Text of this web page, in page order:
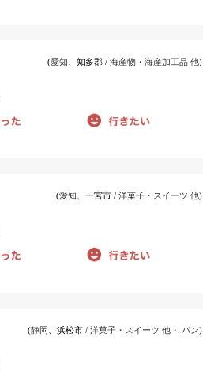
(愛知 、知多郡 / 海産物・海産加工品 他)
(愛知、一宮市 / 洋菓子・スイーツ 他)
(静岡 、浜松市 / 洋菓子・スイーツ 他 ・ パン)